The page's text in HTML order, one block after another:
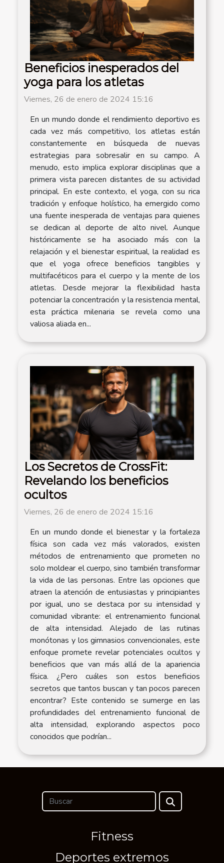
Beneficios inesperados del
yoga para los atletas
Viernes, 26 de enero de 2024 15:16
En un mundo donde el rendimiento deportivo es
cada vez más competitivo, los atletas están
constantemente en búsqueda de nuevas
estrategias para sobresalir en su campo. A
menudo, esto implica explorar disciplinas que a
primera vista parecen distantes de su actividad
principal. En este contexto, el yoga, con su rica
tradición y enfoque holístico, ha emergido como
una fuente inesperada de ventajas para quienes
se dedican al deporte de alto nivel. Aunque
históricamente se ha asociado más con la
relajación y el bienestar espiritual, la realidad es
que el yoga ofrece beneficios tangibles y
multifacéticos para el cuerpo y la mente de los
atletas. Desde mejorar la flexibilidad hasta
potenciar la concentración y la resistencia mental,
esta práctica milenaria se revela como una
valiosa aliada en...
Los Secretos de CrossFit:
Revelando los beneficios
ocultos
Viernes, 26 de enero de 2024 15:16
En un mundo donde el bienestar y la fortaleza
física son cada vez más valorados, existen
métodos de entrenamiento que prometen no
solo moldear el cuerpo, sino también transformar
la vida de las personas. Entre las opciones que
atraen la atención de entusiastas y principiantes
por igual, uno se destaca por su intensidad y
comunidad vibrante: el entrenamiento funcional
de alta intensidad. Alejado de las rutinas
monótonas y los gimnasios convencionales, este
enfoque promete revelar potenciales ocultos y
beneficios que van más allá de la apariencia
física. ¿Pero cuáles son estos beneficios
secretos que tantos buscan y tan pocos parecen
encontrar? Este contenido se sumerge en las
profundidades del entrenamiento funcional de
alta intensidad, explorando aspectos poco
conocidos que podrían...
Fitness
Deportes extremos